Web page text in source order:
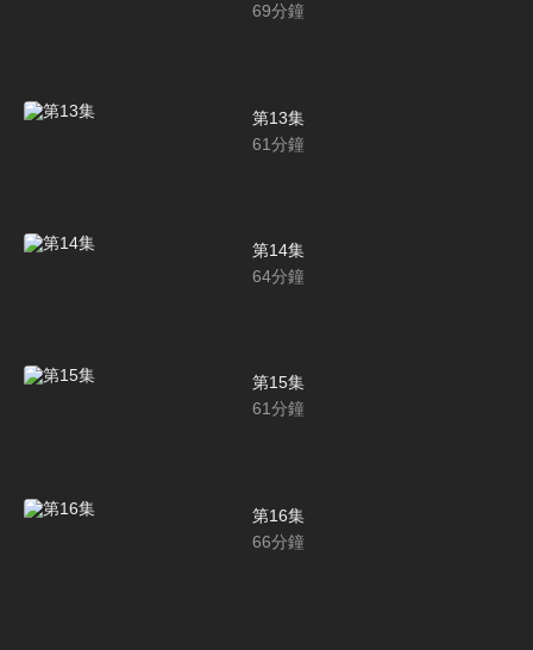
69分鐘
第13集
61分鐘
第14集
64分鐘
第15集
61分鐘
第16集
66分鐘